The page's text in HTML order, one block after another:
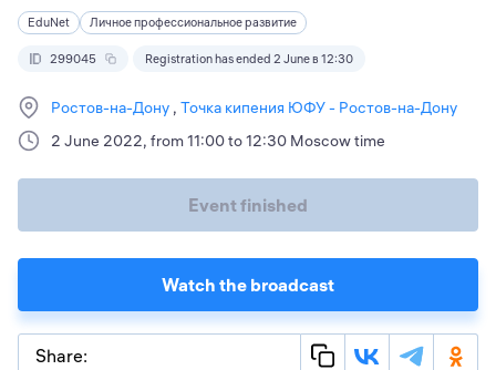
EduNet Личное профессиональное развитие
299045 Registration has ended 2 June в 12:30
Ростов-на-Дону Точка кипения ЮФУ - Ростов-на-Дону
2 June 2022, from 11:00 to 12:30 Moscow time
Event finished
Watch the broadcast
Share: